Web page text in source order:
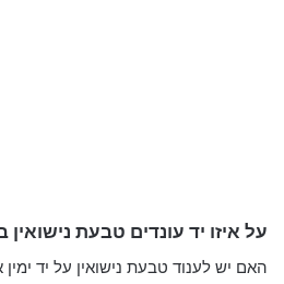
על איזו יד עונדים טבעת
האם יש לענוד טבעת נישואין על יד